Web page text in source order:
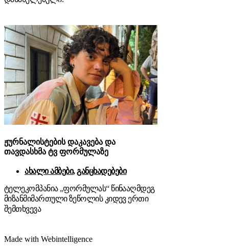
ჟურნალისტების დაკავება და
თავდასხმა ტვ ფორმულაზე
ახალი ამბები,განცხადებები
ტელეკომპანია „ფორმულას“ წინააღმდეგ
მიზანმიმართული ზეწოლის კიდევ ერთი
შემთხვევა
Made with Webintelligence